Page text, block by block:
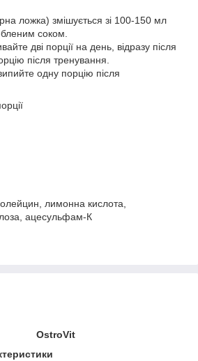
ложка) змішується зі 100-150 мл
соком.
дві порції на день, відразу після
після тренування.
одну порцію після
лимонна кислота,
ацесульфам-К
OstroVit